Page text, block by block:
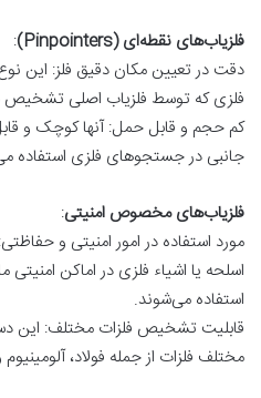
فلزیاب‌های نقطه‌ای (Pinpointers)
:
دقت در تعیین مکان دقیق فلز: این
فلزی که توسط فلزیاب اصلی تشخیص
کم حجم و قابل حمل: آنها کوچک و
جانبی در جستجوهای فلزی استفاده
فلزیاب‌های مخصوص امنیتی:
مورد استفاده در امور امنیتی و
اسلحه یا اشیاء فلزی در اماکن امنیتی
استفاده می‌شوند.
قابلیت تشخیص فلزات مختلف: این
مختلف فلزات از جمله فولاد،